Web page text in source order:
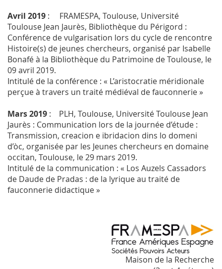
Avril 2019 : FRAMESPA, Toulouse, Université
Toulouse Jean Jaurès, Bibliothèque du Périgord :
Conférence de vulgarisation lors du cycle de rencontre
Histoire(s) de jeunes chercheurs, organisé par Isabelle
Bonafé à la Bibliothèque du Patrimoine de Toulouse, le
09 avril 2019.
Intitulé de la conférence : « L’aristocratie méridionale
perçue à travers un traité médiéval de fauconnerie »
Mars 2019 : PLH, Toulouse, Université Toulouse Jean
Jaurès : Communication lors de la journée d’étude :
Transmission, creacion e ibridacion dins lo domeni
d’òc, organisée par les Jeunes chercheurs en domaine
occitan, Toulouse, le 29 mars 2019.
Intitulé de la communication : « Los Auzels Cassadors
de Daude de Pradas : de la lyrique au traité de
fauconnerie didactique »
Maison de la Recherche